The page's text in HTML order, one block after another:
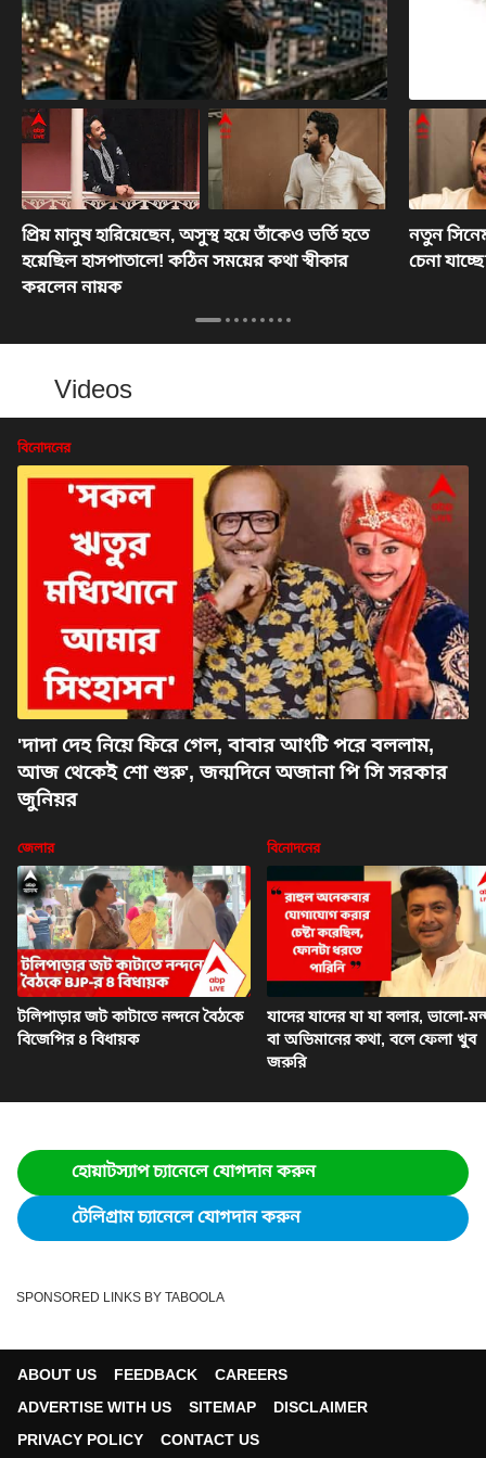
প্রিয় মানুষ হারিয়েছেন, অসুস্থ হয়ে তাঁকেও ভর্তি হতে
হয়েছিল হাসপাতালে! কঠিন সময়ের কথা স্বীকার
করলেন নায়ক
নতুন
চেনা
Videos
বিনোদনের
'দাদা দেহ নিয়ে ফিরে গেল, বাবার আংটি পরে বললাম,
আজ থেকেই শো শুরু', জন্মদিনে অজানা পি সি সরকার
জুনিয়র
জেলার
টলিপাড়ার জট কাটাতে নন্দনে বৈঠকে
বিজেপির ৪ বিধায়ক
বিনোদনের
যাদের যাদের যা যা বলার, ভালো-
বা অভিমানের কথা, বলে ফেলা খুব
জরুরি
হোয়াটস্যাপ চ্যানেলে যোগদান করুন
টেলিগ্রাম চ্যানেলে যোগদান করুন
SPONSORED LINKS BY TABOOLA
ABOUT US FEEDBACK
CAREERS
ADVERTISE WITH US
SITEMAP
DISCLAIMER
PRIVACY POLICY
CONTACT US